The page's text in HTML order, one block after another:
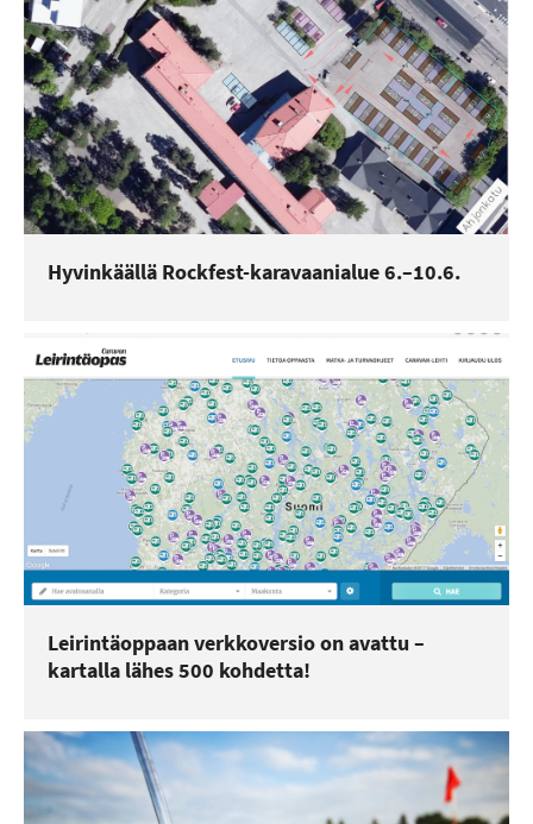
Hyvinkäällä Rockfest-karavaanialue 6.–10.6.
Leirintäoppaan verkkoversio on avattu –
kartalla lähes 500 kohdetta!